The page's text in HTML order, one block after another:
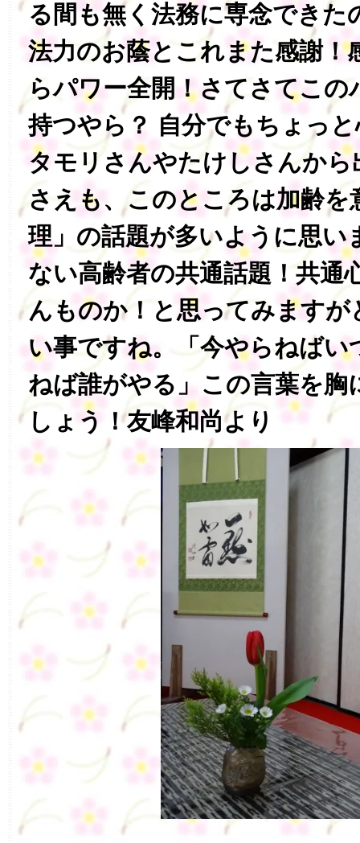
る間も無く法務に専念できた
法力のお蔭とこれまた感謝！
らパワー全開！さてさてこ
持つやら？ 自分でもちょっ
タモリさんやたけしさんか
さえも、このところは加齢を
理」の話題が多いように思い
ない高齢者の共通話題！共通
んものか！と思ってみます
い事ですね。「今やらねばい
ねば誰がやる」この言葉を胸
しょう！友峰和尚より